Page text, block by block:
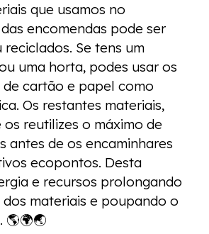
que usamos no
encomendas pode ser
Se tens um
uma horta, podes usar os
cartão e papel como
Os restantes materiais,
os reutilizes o máximo de
antes de os encaminhares
ecopontos. Desta
e recursos prolongando
materiais e poupando o
🌎🌍🌏